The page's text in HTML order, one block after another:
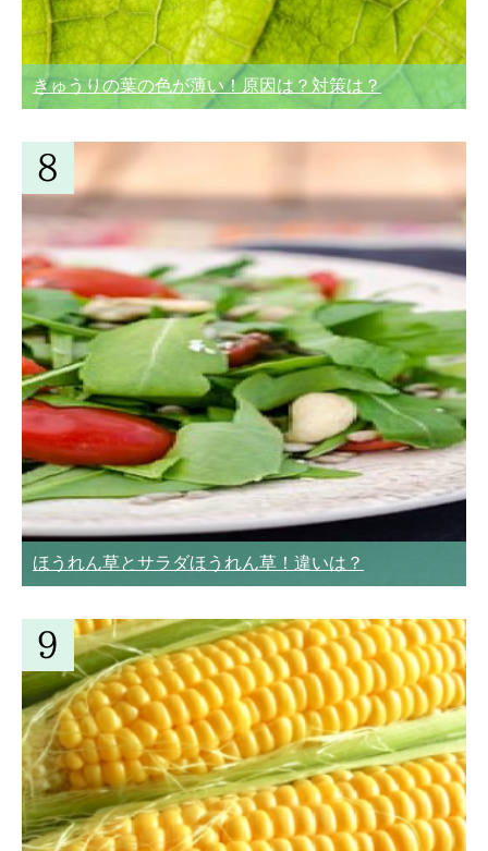
きゅうりの葉の色が薄い！原因は？対策は？
ほうれん草とサラダほうれん草！違いは？